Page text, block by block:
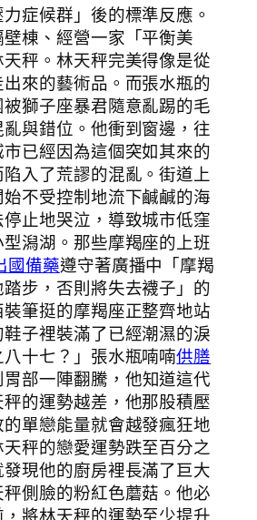
症候群」後的標準反應。
棟、經營一家「平衡美
秤。林天秤完美得像是從
來的藝術品。而張水瓶的
獅子座暴君隨意亂踢的毛
與錯位。他衝到窗邊，往
已經因為這個突如其來的
陷入了荒謬的混亂。街道上
不受控制地流下鹹鹹的海
止地哭泣，導致城市低窪
潟湖。那些摩羯座的上班
國備藥遵守著廣播中「摩羯
步，否則將失去襪子」的
筆挺的摩羯座正整齊地站
子裡裝滿了已經潮濕的淚
十七？」張水瓶喃喃供膳
胃部一陣翻騰，他知道這代
的運勢越差，他那股積壓
單戀能量就會越發瘋狂地
秤的戀愛運勢跌至百分之
現他的廚房裡長滿了巨大
側臉的粉紅色蘑菇。他必